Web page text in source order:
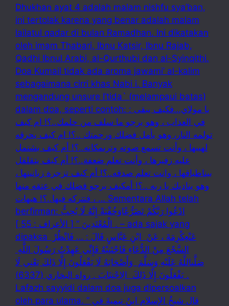
Dhukhan ayat 4 adalah malam nishfu sya’ban,
ini tertolak karena yang benar adalah malam
lailatul qadar di bulan Ramadhan. Ini dikatakan
oleh imam Thabari, Ibnu Katsir, Ibnu Rajab,
Qadhi Ibnul Arabi, al-Qurthubi dan al-Syinqithi.
Doa Kumail tidak ada aroma jawami’ al-kalim
sebagaimana cirri khas Nabi i. Banyak
mengandung unsure I’tida` (melampaui batas)
dalam doa, seperti contoh: : يا مولاي…فكيف يبقى
في العذاب ، وهو يرجو ما سلف من حلمك..؟! ام كيف
تولمه النار، وهو يأمل فضلك ورحمتك ..؟! ام كيف يحرقه
لهيبها ، وأنت تسمع صوته وترىمكانه..؟! أم كيف بشتمل
عليه زفيرها ، وأنت تعلم ضعفة..؟! أم كيف يتقلقل
بيناطباقها ، وانت تعلم صدقه..؟! أم كيف تزجرة زبانيتها ،
وهو يناديك يا ربه ..؟! أمكيف يرجو فضلك في عتقه منها
، فتتركه فيها..؟! هيهات … Sementara Allah telah
berfirman: ادْعُوا رَبَّكُمْ تَضَرُّعًاوَخُفْيَةً إِنَّهُ لَا يُحِبُّ
الْمُعْتَدِينَ ” [ الأعراف : 55 ] . – ada sajak yang
dipaksa ‏عَنْ‏‏عِكْرِمَةَ ‏، ‏عَنْ ‏ ‏ابْنِ عَبَّاسٍ ‏‏قَالَ : … فَانْظُرْ ‏‏
السَّجْعَ ‏‏مِنْ الدُّعَاءِ فَاجْتَنِبْهُ فَإِنِّي عَهِدْتُ رَسُولَ اللَّهِ ‏
‏صَلَّىاللَّهُ عَلَيْهِ وَسَلَّمَ ‏ ‏وَأَصْحَابَهُ لَا يَفْعَلُونَ إِلَّا ذَلِكَ ‏‏يَعْنِي لَا
يَفْعَلُونَ إِلَّا ذَلِكَ ‏ ‏الِاجْتِنَابَ . رواه البخاري (6337) .
Lafazh sayyidi dalam doa juga dipersoalkan
oleh para ulama. قال شيخُ الإسلامِ ابنُ تيميةَ في ”